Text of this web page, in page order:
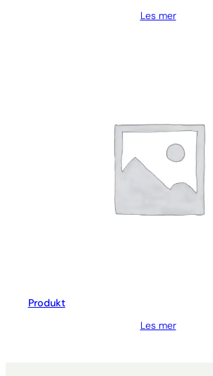
Les mer
Produkt
Les mer